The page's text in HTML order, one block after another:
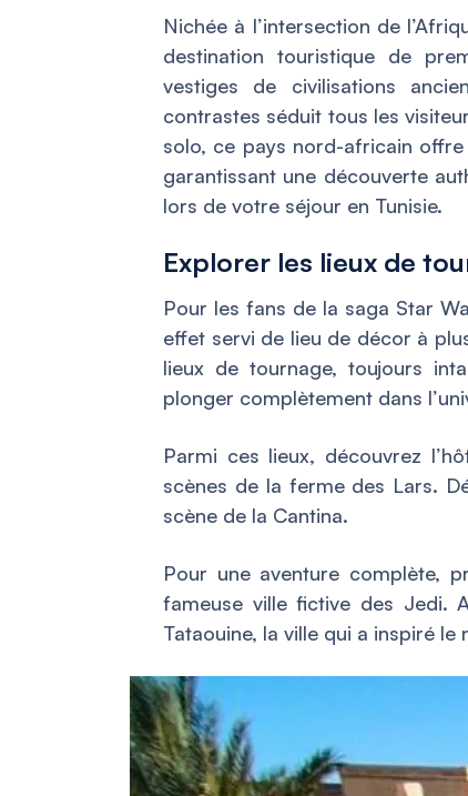
Nichée à l’intersection de
destination touristique de
vestiges de civilisations
contrastes séduit tous les
solo, ce pays nord-africain
garantissant une découverte
lors de votre séjour en Tunisie.
Explorer les lieux de
Pour les fans de la saga Star
effet servi de lieu de décor à
lieux de tournage, toujours
plonger complètement dans
Parmi ces lieux, découvrez
scènes de la ferme des Lars.
scène de la Cantina.
Pour une aventure complète,
fameuse ville fictive des Jedi.
Tataouine, la ville qui a inspiré le